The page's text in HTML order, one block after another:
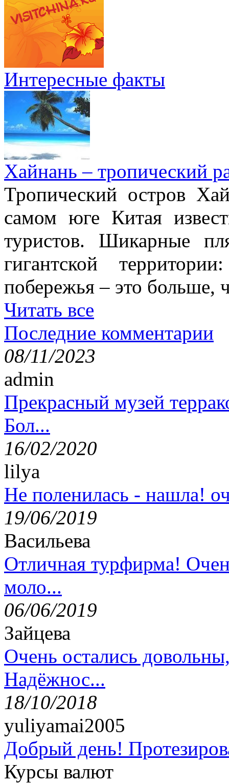
Интересные факты
Хайнань – тропический
Тропический остров
самом юге Китая
туристов. Шикарные
гигантской
побережья – это
Читать все
Последние комментарии
08/11/2023
admin
Прекрасный музей
Бол...
16/02/2020
lilya
Не поленилась - нашла!
19/06/2019
Васильева
Отличная турфирма!
моло...
06/06/2019
Зайцева
Очень остались
Надёжнос...
18/10/2018
yuliyamai2005
Добрый день!
Курсы валют